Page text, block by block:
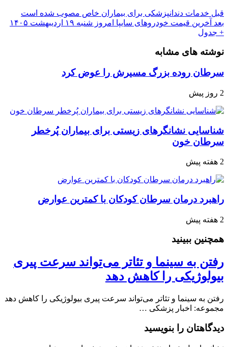
قبل خدمات دندانپزشکی برای بیماران خاص مصوب شده است
بعد
آخرین قیمت خودرو‌های سایپا امروز شنبه ۱۹ اردیبهشت ۱۴۰۵
+ جدول
نوشته های مشابه
سرطان روده بزرگ مسیرش را عوض کرد
2 روز پیش
شناسایی نشانگرهای زیستی برای بیماران پُرخطر
سرطان خون
2 هفته پیش
راهبرد درمان سرطان کودکان با کمترین عوارض
2 هفته پیش
همچنین ببینید
رفتن به سینما و تئاتر می‌تواند سرعت پیری
بیولوژیکی را کاهش دهد
رفتن به سینما و تئاتر می‌تواند سرعت پیری بیولوژیکی را کاهش دهد
مجموعه: اخبار پزشکی …
دیدگاهتان را بنویسید